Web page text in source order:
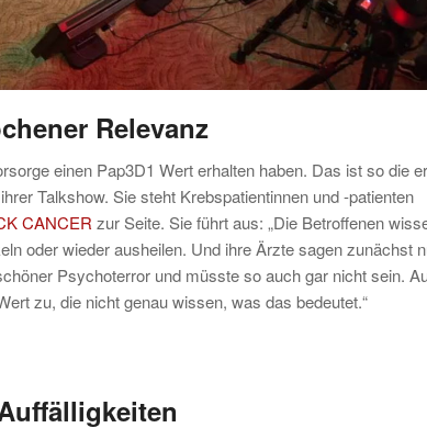
Relevanz
einen Pap3D1 Wert erhalten haben. Das ist so die
Talkshow. Sie steht Krebspatientinnen und -patienten
CANCER zur Seite. Sie führt aus: „Die Betroffenen
oder wieder ausheilen. Und ihre Ärzte sagen zunächst
Psychoterror und müsste so auch gar nicht sein.
zu, die nicht genau wissen, was das bedeutet.“